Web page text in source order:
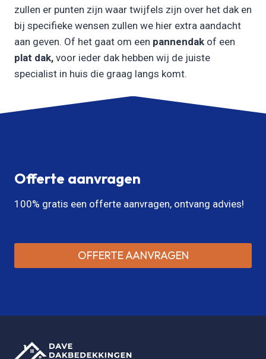
zullen er punten zijn waar twijfels zijn over het dak en
bij specifieke wensen zullen we hier extra aandacht
aan geven. Of het gaat om een pannendak of een
plat dak, voor ieder dak hebben wij de juiste
specialist in huis die graag langs komt.
Offerte aanvragen
100% gratis een offerte aanvragen, ontvang advies!
OFFERTE AANVRAGEN